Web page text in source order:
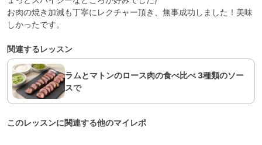
お肉の焼き加減も丁寧にレクチャー頂き、無事成功しました！美味
しかったです。
関連するレッスン
ラムとマトンのロース肉の食べ比べ 3種類のソー
スで
このレッスンに関連する他のマイレポ